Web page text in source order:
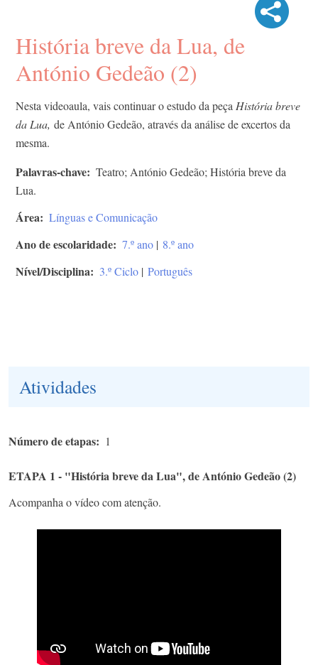
História breve da Lua, de
António Gedeão (2)
Nesta videoaula, vais continuar o estudo da peça História breve
da Lua, de António Gedeão, através da análise de excertos da
mesma.
Palavras-chave
Teatro; António Gedeão; História breve da
Lua.
Área Línguas e Comunicação
Ano de escolaridade 7.º ano | 8.º ano
Nível/Disciplina 3.º Ciclo | Português
Atividades
Número de etapas 1
ETAPA 1 - "História breve da Lua", de António Gedeão (2)
Acompanha o vídeo com atenção.